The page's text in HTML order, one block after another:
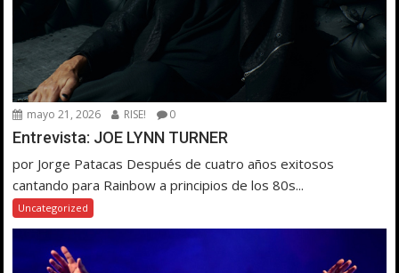
mayo 21, 2026 RISE! 0
Entrevista: JOE LYNN TURNER
por Jorge Patacas Después de cuatro años exitosos
cantando para Rainbow a principios de los 80s...
Uncategorized